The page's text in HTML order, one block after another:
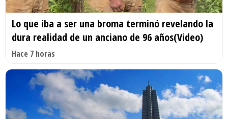
Lo que iba a ser una broma terminó revelando la
dura realidad de un anciano de 96 años(Video)
Hace 7 horas